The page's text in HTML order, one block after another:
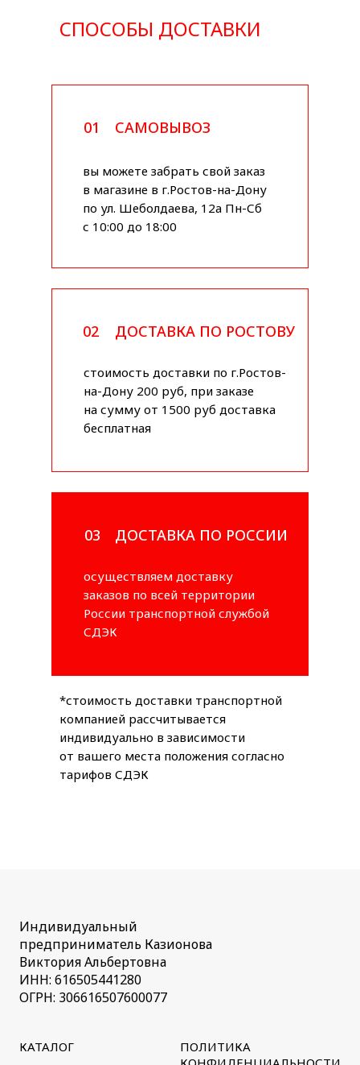
СПОСОБЫ ДОСТАВКИ
САМОВЫВОЗ
01
вы можете забрать свой заказ
в магазине в г.Ростов-на-Дону
по ул. Шеболдаева, 12а Пн-Сб
с 10:00 до 18:00
ДОСТАВКА ПО РОСТОВУ
02
стоимость доставки по г.Ростов-
на-Дону 200 руб, при заказе
на сумму от 1500 руб доставка
бесплатная
ДОСТАВКА ПО РОССИИ
03
осуществляем доставку
заказов по всей территории
России транспортной службой
СДЭК
*стоимость доставки транспортной
компанией рассчитывается
индивидуально в зависимости
от вашего места положения согласно
тарифов СДЭК
Индивидуальный
предприниматель Казионова
Виктория Альбертовна
ИНН: 616505441280
ОГРН: 306616507600077
КАТАЛОГ
ПОЛИТИКА